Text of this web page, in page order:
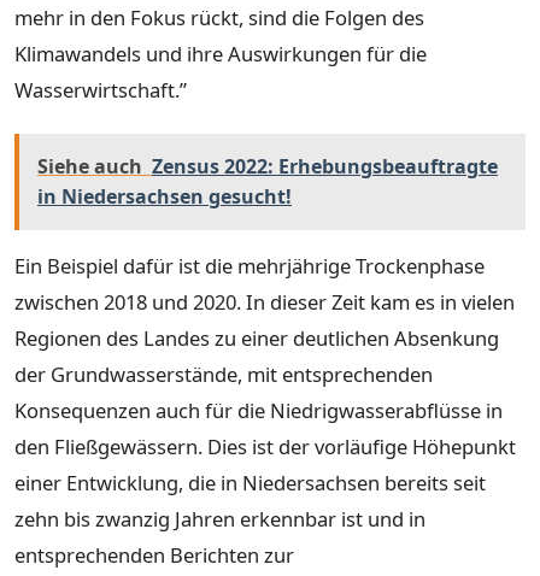
mehr in den Fokus rückt, sind die Folgen des
Klimawandels und ihre Auswirkungen für die
Wasserwirtschaft.”
Siehe auch Zensus 2022: Erhebungsbeauftragte
in Niedersachsen gesucht!
Ein Beispiel dafür ist die mehrjährige Trockenphase
zwischen 2018 und 2020. In dieser Zeit kam es in vielen
Regionen des Landes zu einer deutlichen Absenkung
der Grundwasserstände, mit entsprechenden
Konsequenzen auch für die Niedrigwasserabflüsse in
den Fließgewässern. Dies ist der vorläufige Höhepunkt
einer Entwicklung, die in Niedersachsen bereits seit
zehn bis zwanzig Jahren erkennbar ist und in
entsprechenden Berichten zur